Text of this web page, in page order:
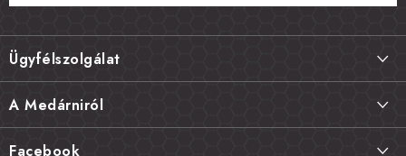
L
á
b
l
é
c
Ügyfélszolgálat
Termékek visszaküldése, csere és reklamációk
A Medárniról
Facebook